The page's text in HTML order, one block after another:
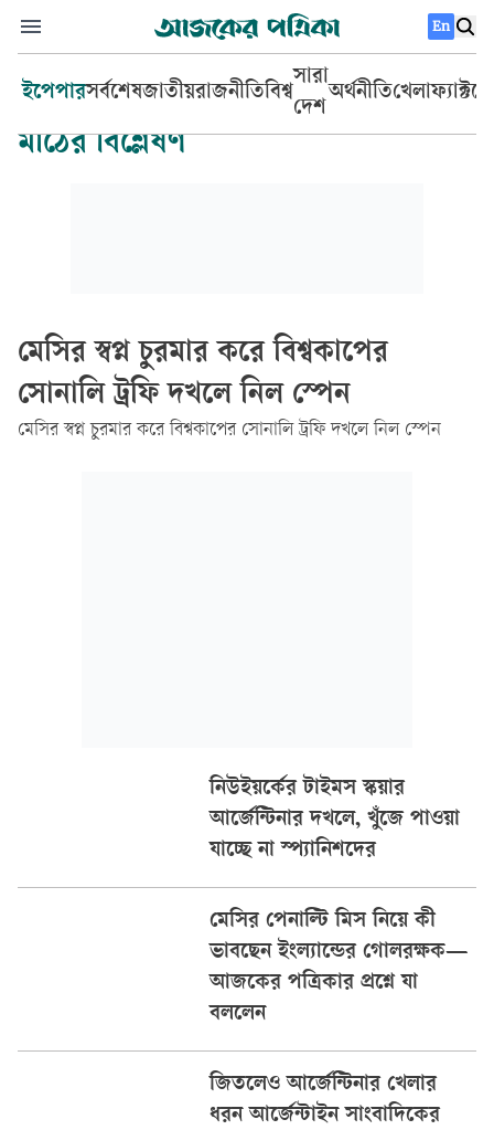
En
ইপেপারসর্বশেষজাতীয়রাজনীতিবিশ্ব
সারা
দেশ
অর্থনীতিখেলা
মাঠের বিশ্লেষণ
মেসির স্বপ্ন চুরমার করে বিশ্বকাপের
সোনালি ট্রফি দখলে নিল স্পেন
মেসির স্বপ্ন চুরমার করে বিশ্বকাপের সোনালি ট্রফি দখলে নিল স্পেন
নিউইয়র্কের টাইমস স্কয়ার
আর্জেন্টিনার দখলে, খুঁজে পাওয়া
যাচ্ছে না স্প্যানিশদের
মেসির পেনাল্টি মিস নিয়ে কী
ভাবছেন ইংল্যান্ডের গোলরক্ষক—
আজকের পত্রিকার প্রশ্নে যা
বললেন
জিতলেও আর্জেন্টিনার খেলার
ধরন আর্জেন্টাইন সাংবাদিকের